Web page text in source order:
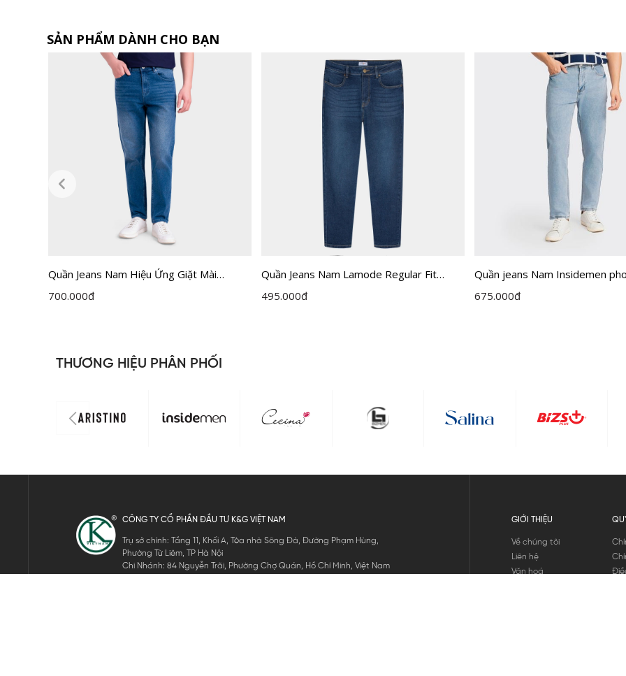
SẢN PHẨM DÀNH CHO BẠN
Quần Jeans Nam Hiệu Ứng Giặt Mài
Insidemen IJN002M0H0
700.000đ
Quần Jeans Nam Lamode Regular Fit
LJN0010S
495.000đ
Quần jeans Nam Insidemen
Cropped IJN0430Z
675.000đ
THƯƠNG HIỆU PHÂN PHỐI
CÔNG TY CỔ PHẦN ĐẦU TƯ K&G VIỆT NAM
Trụ sở chính: Tầng 11, Khối A, Tòa nhà Sông Đà, Đường Phạm Hùng,
Phường Từ Liêm, TP Hà Nội
Chi Nhánh: 84 Nguyễn Trãi, Phường Chợ Quán, Hồ Chí Minh, Việt Nam
GIỚI THIỆU
Về chúng tôi
Liên hệ
Văn hoá